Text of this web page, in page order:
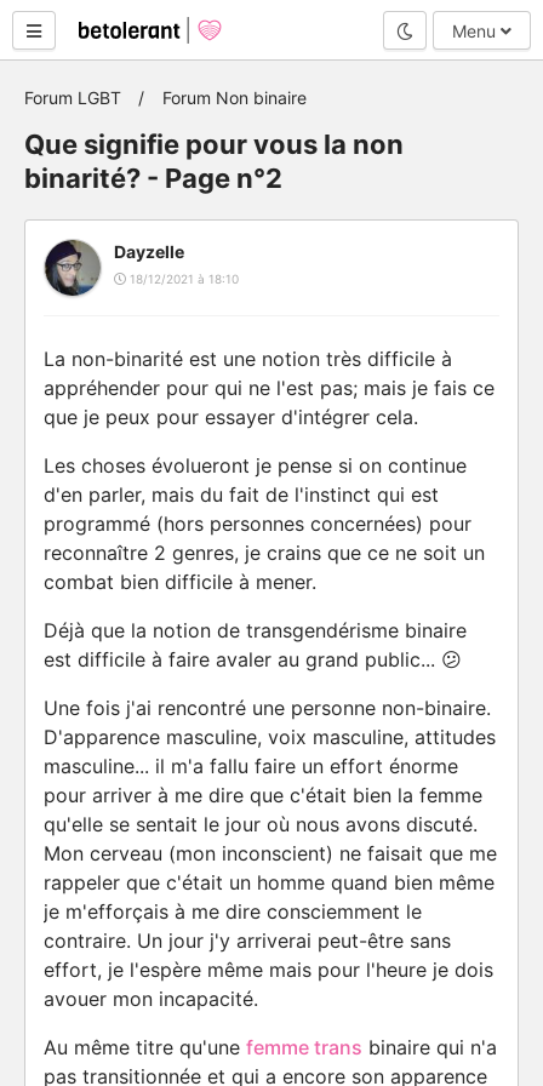
Mode nuit
Menu
Forum LGBT Forum Non binaire
Que signifie pour vous la non
binarité? - Page n°2
Dayzelle
18/12/2021 à 18:10
La non-binarité est une notion très difficile à
appréhender pour qui ne l'est pas; mais je fais ce
que je peux pour essayer d'intégrer cela.
Les choses évolueront je pense si on continue
d'en parler, mais du fait de l'instinct qui est
programmé (hors personnes concernées) pour
reconnaître 2 genres, je crains que ce ne soit un
combat bien difficile à mener.
Déjà que la notion de transgendérisme binaire
est difficile à faire avaler au grand public... 😕
Une fois j'ai rencontré une personne non-binaire.
D'apparence masculine, voix masculine, attitudes
masculine... il m'a fallu faire un effort énorme
pour arriver à me dire que c'était bien la femme
qu'elle se sentait le jour où nous avons discuté.
Mon cerveau (mon inconscient) ne faisait que me
rappeler que c'était un homme quand bien même
je m'efforçais à me dire consciemment le
contraire. Un jour j'y arriverai peut-être sans
effort, je l'espère même mais pour l'heure je dois
avouer mon incapacité.
Au même titre qu'une femme trans binaire qui n'a
pas transitionnée et qui a encore son apparence